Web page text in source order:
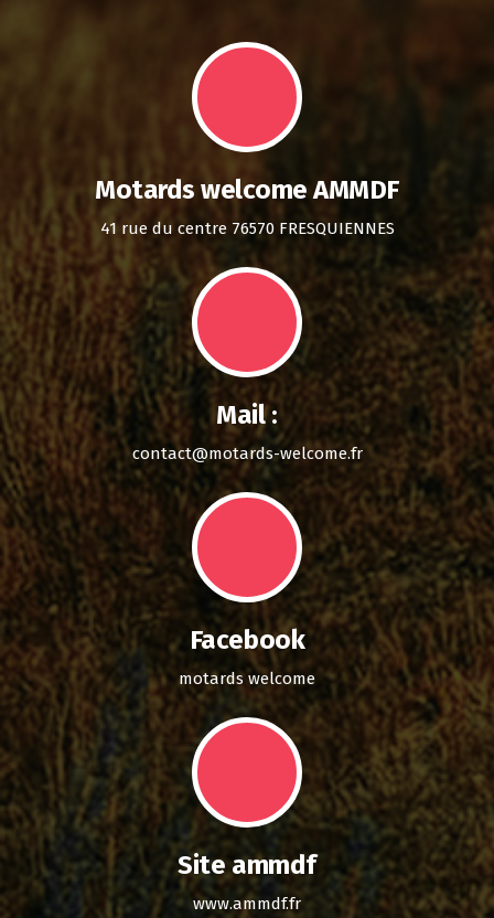
Motards welcome AMMDF
41 rue du centre 76570 FRESQUIENNES
Mail :
contact@motards-welcome.fr
Facebook
motards welcome
Site ammdf
www.ammdf.fr